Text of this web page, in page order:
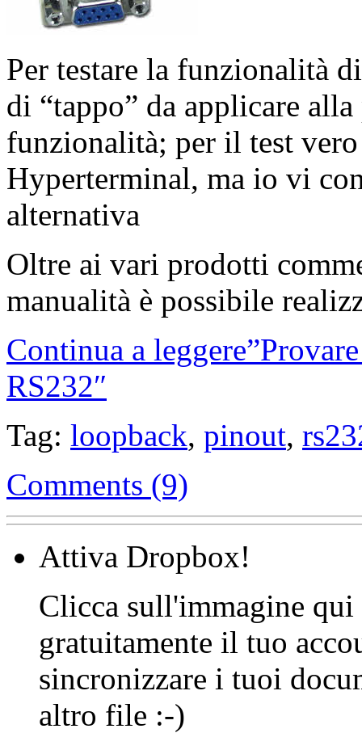
Per testare la funzionalità
di “tappo” da applicare
funzionalità; per il test
Hyperterminal, ma io vi
alternativa
Oltre ai vari prodotti
manualità è possibile
Continua a
RS232″
Tag: loopback, pinout,
Comments (9)
Attiva Dropbox!
Clicca sull'immagine
gratuitamente il tuo
sincronizzare i tuoi
altro file :-)